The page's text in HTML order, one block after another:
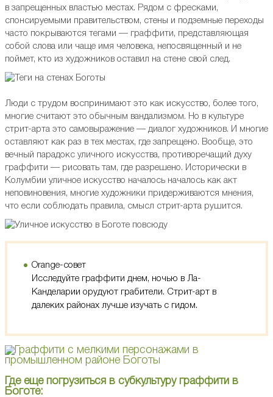
в запрещенных властью местах. Рядом с фресками,
спонсируемыми правительством, стены и подземные переходы
часто покрываются тегами — граффити, представляющая
собой слова или чаще имя человека, непосвященный и не
поймет, кто из художников оставил на стене свой след.
Люди с трудом воспринимают это как искусство, более того,
многие считают это обычным вандализмом. Но в культуре
стрит-арта это самовыражение — диалог художников. И многие
оставляют как раз в тех местах, где запрещено. Вообще, это
вечный парадокс уличного искусства, противоречащий духу
граффити — рисовать там, где разрешено. Исторически в
Колумбии уличное искусство началось началось как акт
неповиновения, многие художники придерживаются мнения,
что если соблюдать правила, смысл стрит-арта рушится.
Orange-совет
Исследуйте граффити днем, ночью в Ла-
Канделарии орудуют грабители. Стрит-арт в
далеких районах лучше изучать с гидом.
Где еще погрузиться в субкультуру граффити в
Боготе: